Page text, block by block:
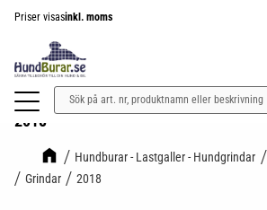
Priser visasinkl. moms
2018
Hundburar - Lastgaller - Hundgrindar
Grindar
2018